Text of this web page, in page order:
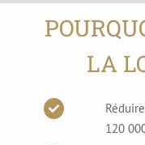
LA
120